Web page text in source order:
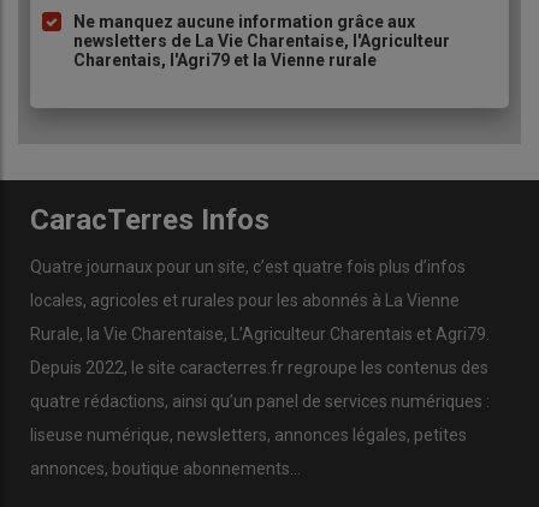
Ne manquez aucune information grâce aux
newsletters de La Vie Charentaise, l'Agriculteur
Charentais, l'Agri79 et la Vienne rurale
CaracTerres Infos
Quatre journaux pour un site, c’est quatre fois plus d’infos
locales, agricoles et rurales pour les abonnés à La Vienne
Rurale, la Vie Charentaise, L’Agriculteur Charentais et Agri79.
Depuis 2022, le site caracterres.fr regroupe les contenus des
quatre rédactions, ainsi qu’un panel de services numériques :
liseuse numérique, newsletters, annonces légales, petites
annonces, boutique abonnements…